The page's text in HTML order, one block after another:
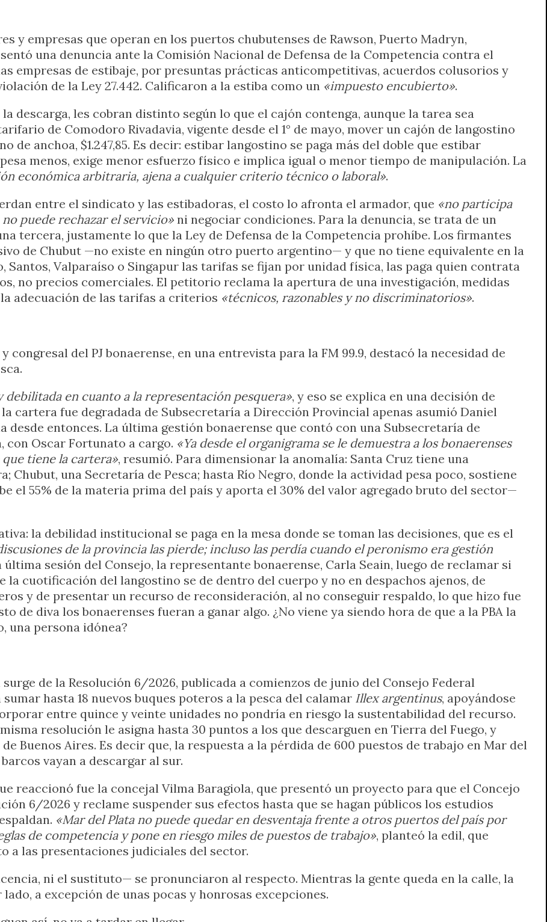
y empresas que operan en los puertos chubutenses de Rawson, Puerto Madryn,
una denuncia ante la Comisión Nacional de Defensa de la Competencia contra el
empresas de estibaje, por presuntas prácticas anticompetitivas, acuerdos colusorios y
de la Ley 27.442. Calificaron a la estiba como un «impuesto encubierto».
descarga, les cobran distinto según lo que el cajón contenga, aunque la tarea sea
de Comodoro Rivadavia, vigente desde el 1° de mayo, mover un cajón de langostino
de anchoa, $1.247,85. Es decir: estibar langostino se paga más del doble que estibar
menos, exige menor esfuerzo físico e implica igual o menor tiempo de manipulación. La
económica arbitraria, ajena a cualquier criterio técnico o laboral».
entre el sindicato y las estibadoras, el costo lo afronta el armador, que «no participa
puede rechazar el servicio»ni negociar condiciones. Para la denuncia, se trata de un
tercera, justamente lo que la Ley de Defensa de la Competencia prohíbe. Los firmantes
de Chubut —no existe en ningún otro puerto argentino— y que no tiene equivalente en la
Santos, Valparaíso o Singapur las tarifas se fijan por unidad física, las paga quien contrata
no precios comerciales. El petitorio reclama la apertura de una investigación, medidas
adecuación de las tarifas a criterios «técnicos, razonables y no discriminatorios».
del PJ bonaerense, en una entrevista para la FM 99.9, destacó la necesidad de
debilitada en cuanto a la representación pesquera», y eso se explica en una decisión de
cartera fue degradada de Subsecretaría a Dirección Provincial apenas asumió Daniel
desde entonces. La última gestión bonaerense que contó con una Subsecretaría de
con Oscar Fortunato a cargo. «Ya desde el organigrama se le demuestra a los bonaerenses
tiene la cartera», resumió. Para dimensionar la anomalía: Santa Cruz tiene una
Chubut, una Secretaría de Pesca; hasta Río Negro, donde la actividad pesa poco, sostiene
el 55% de la materia prima del país y aporta el 30% del valor agregado bruto del sector—
la debilidad institucional se paga en la mesa donde se toman las decisiones, que es el
de la provincia las pierde; incluso las perdía cuando el peronismo era gestión
última sesión del Consejo, la representante bonaerense, Carla Seain, luego de reclamar si
la cuotificación del langostino se de dentro del cuerpo y no en despachos ajenos, de
y de presentar un recurso de reconsideración, al no conseguir respaldo, lo que hizo fue
de diva los bonaerenses fueran a ganar algo. ¿No viene ya siendo hora de que a la PBA la
una persona idónea?
de la Resolución 6/2026, publicada a comienzos de junio del Consejo Federal
hasta 18 nuevos buques poteros a la pesca del calamar Illex argentinus, apoyándose
entre quince y veinte unidades no pondría en riesgo la sustentabilidad del recurso.
resolución le asigna hasta 30 puntos a los que descarguen en Tierra del Fuego, y
Buenos Aires. Es decir que, la respuesta a la pérdida de 600 puestos de trabajo en Mar del
vayan a descargar al sur.
reaccionó fue la concejal Vilma Baragiola, que presentó un proyecto para que el Concejo
6/2026 y reclame suspender sus efectos hasta que se hagan públicos los estudios
«Mar del Plata no puede quedar en desventaja frente a otros puertos del país por
de competencia y pone en riesgo miles de puestos de trabajo», planteó la edil, que
a las presentaciones judiciales del sector.
ni el sustituto— se pronunciaron al respecto. Mientras la gente queda en la calle, la
a excepción de unas pocas y honrosas excepciones.